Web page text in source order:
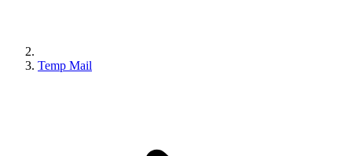
Temp Mail